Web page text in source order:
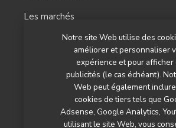
Notre site Web utilise des
améliorer et personnaliser
expérience et pour afficher
publicités (le cas échéant).
Web peut également
cookies de tiers tels que
Adsense, Google Analytics,
utilisant le site Web, vous
Les marchés
Nos autres titres
Qui sommes-nous ?